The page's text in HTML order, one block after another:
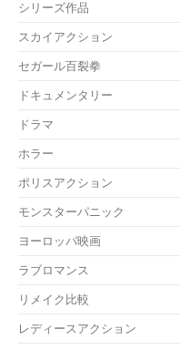
シリーズ作品
スカイアクション
セガール百裂拳
ドキュメンタリー
ドラマ
ホラー
ポリスアクション
モンスターパニック
ヨーロッパ映画
ラブロマンス
リメイク比較
レディースアクション